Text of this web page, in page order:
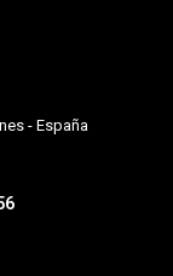
- España